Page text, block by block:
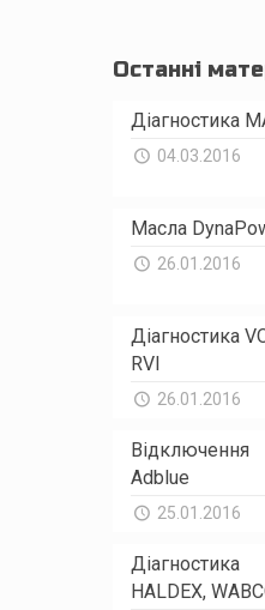
Останні
Діагностика
04.03.2016
Масла
26.01.2016
Діагностика
RVI
26.01.2016
Відключення
Adblue
25.01.2016
Діагностика
HALDEX,